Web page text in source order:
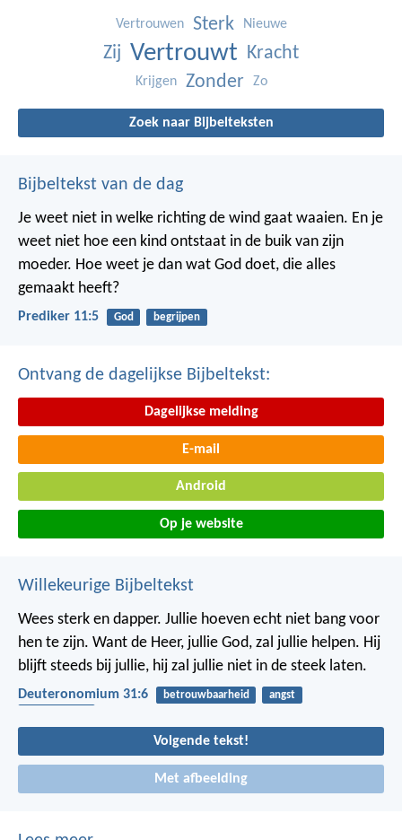
Vertrouwen Sterk Nieuwe
Zij Vertrouwt Kracht
Krijgen Zonder Zo
Zoek naar Bijbelteksten
Bijbeltekst van de dag
Je weet niet in welke richting de wind gaat waaien. En je
weet niet hoe een kind ontstaat in de buik van zijn
moeder. Hoe weet je dan wat God doet, die alles
gemaakt heeft?
Prediker 11:5 God begrijpen
Ontvang de dagelijkse Bijbeltekst:
Dagelijkse melding
E-mail
Android
Op je website
Willekeurige Bijbeltekst
Wees sterk en dapper. Jullie hoeven echt niet bang voor
hen te zijn. Want de Heer, jullie God, zal jullie helpen. Hij
blijft steeds bij jullie, hij zal jullie niet in de steek laten.
Deuteronomium 31:6 betrouwbaarheid
angst
Volgende tekst!
Met afbeelding